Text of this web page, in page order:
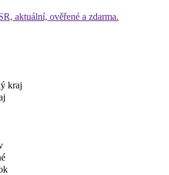
aktuální, ověřené a zdarma.
kraj